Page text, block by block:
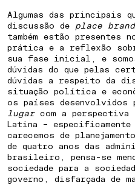
Algumas das principais
discussão de place
também estão presentes
prática e a reflexão
sua fase inicial, e
dúvidas do que pelas
dúvidas a respeito da
situação política e
os países desenvolvidos
lugarcom a perspectiva
Latina –
carecemos de
de quatro anos das
brasileiro, pensa-se
sociedade para a
governo, disfarçada de